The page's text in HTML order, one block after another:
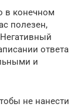
в конечном
полезен,
ответа
и
не нанести